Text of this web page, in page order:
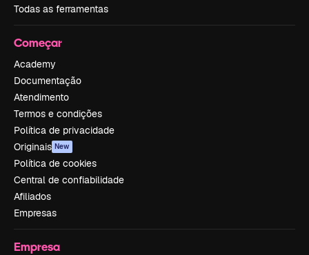
Todas as ferramentas
Começar
Academy
Documentação
Atendimento
Termos e condições
Política de privacidade
Originais New
Política de cookies
Central de confiabilidade
Afiliados
Empresas
Empresa